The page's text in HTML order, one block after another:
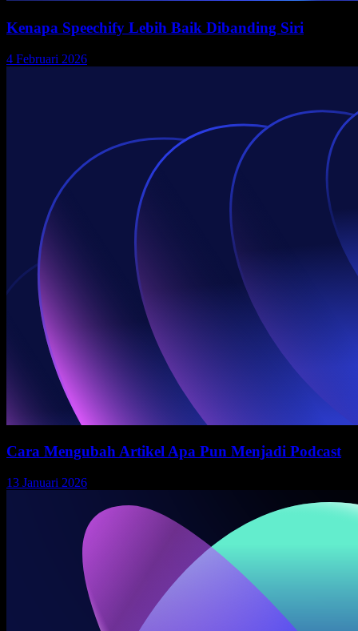
Kenapa Speechify Lebih Baik Dibanding Siri
4 Februari 2026
Cara Mengubah Artikel Apa Pun Menjadi Podcast
13 Januari 2026